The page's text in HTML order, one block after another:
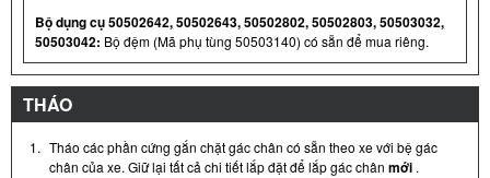
Bộ dụng cụ 50502642, 50502643, 50502802, 50502803, 50503032,
50503042: Bộ đệm (Mã phụ tùng 50503140) có sẵn để mua riêng.
THÁO
1. Tháo các phần cứng gắn chặt gác chân có sẵn theo xe với bệ gác
chân của xe. Giữ lại tất cả chi tiết lắp đặt để lắp gác chân mới .